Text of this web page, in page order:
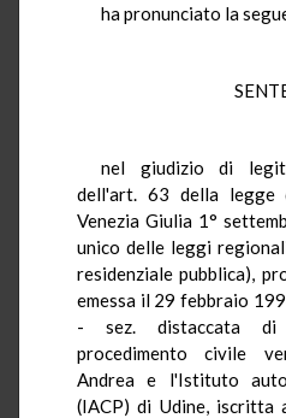
ha pronunciato la
nel giudizio di
dell'art. 63 della legge
Venezia Giulia 1°
unico delle leggi
residenziale pubblica),
emessa il 29 febbraio
- sez. distaccata
procedimento civile
Andrea e l'Istituto
(IACP) di Udine,